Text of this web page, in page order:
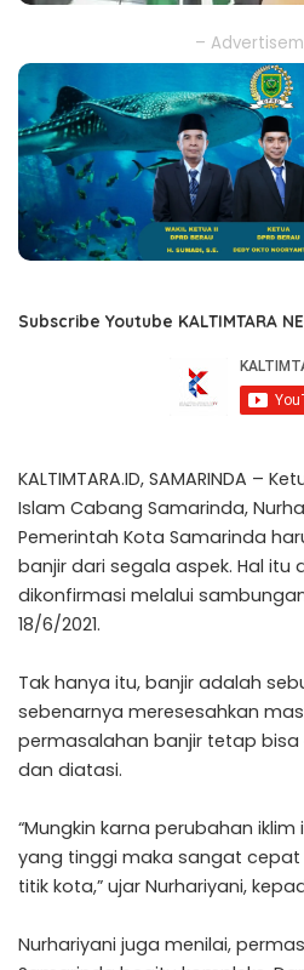
–
Subscribe Youtube KALTIMTARA
KALTIMTARA.ID, SAMARINDA –
Islam Cabang Samarinda,
Pemerintah Kota Samarinda
banjir dari segala aspek. Hal itu
dikonfirmasi melalui
18/6/2021.
Tak hanya itu, banjir adalah
sebenarnya meresesahkan
permasalahan banjir tetap bisa
dan diatasi.
“Mungkin karna perubahan
yang tinggi maka sangat
titik kota,” ujar Nurhariyani,
Nurhariyani juga menilai,